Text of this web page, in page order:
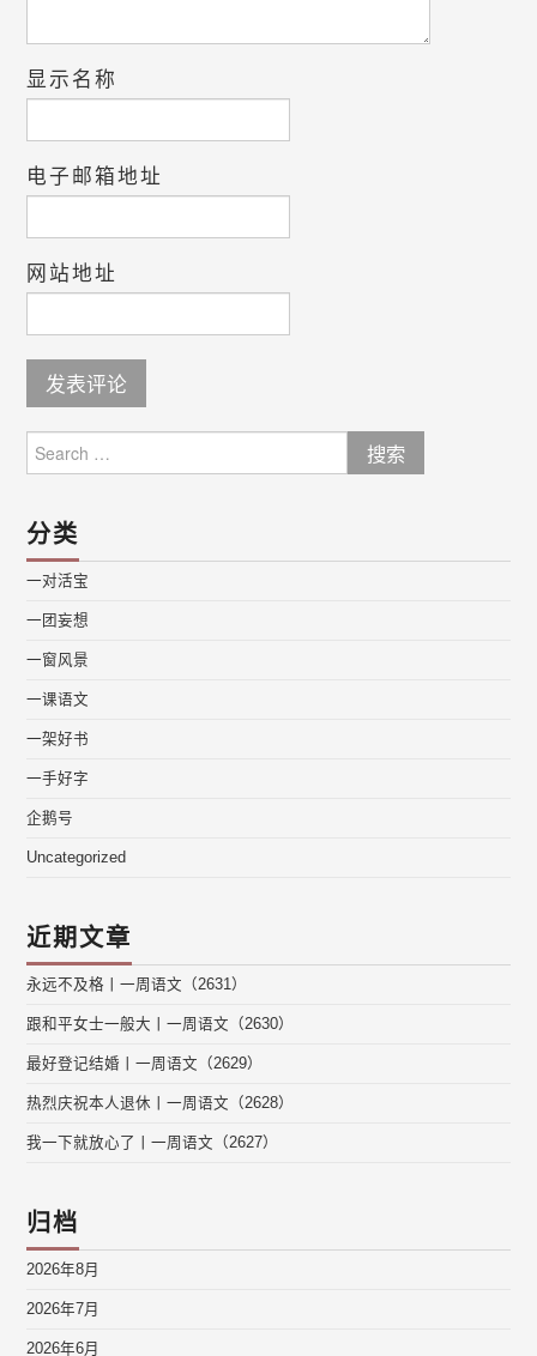
显示名称
电子邮箱地址
网站地址
for:
分类
一对活宝
一团妄想
一窗风景
一课语文
一架好书
一手好字
企鹅号
Uncategorized
近期文章
永远不及格丨一周语文（2631）
跟和平女士一般大丨一周语文（2630）
最好登记结婚丨一周语文（2629）
热烈庆祝本人退休丨一周语文（2628）
我一下就放心了丨一周语文（2627）
归档
2026年8月
2026年7月
2026年6月